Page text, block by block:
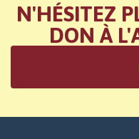
N'HÉSITEZ
DON À